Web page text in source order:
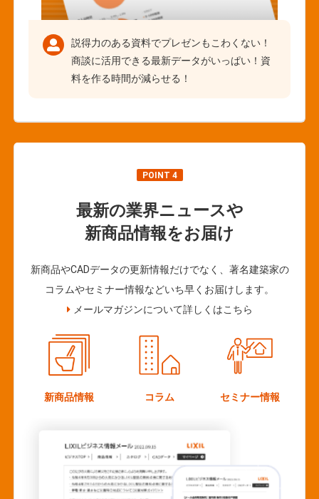
説得力のある資料でプレゼンもこわくない！
商談に活用できる最新データがいっぱい！資
料を作る時間が減らせる！
POINT 4
最新の業界ニュースや
新商品情報をお届け
新商品やCADデータの更新情報だけでなく、著名建築家の
コラムやセミナー情報などいち早くお届けします。
メールマガジンについて詳しくはこちら
新商品情報 コラム セミナー情報